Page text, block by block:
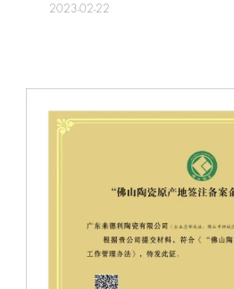
2023-02-22